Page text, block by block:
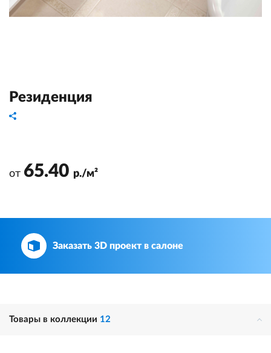
Резиденция
от 65.40 р./м²
Заказать 3D проект в салоне
Товары в коллекции 12